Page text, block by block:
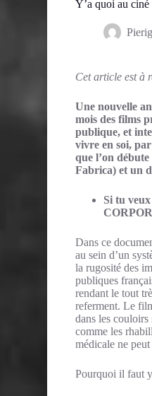
Y’a quoi au
Cet article est à
Une nouvelle
mois des films
publique, et
vivre en soi,
que l’on
Fabrica) et un
Si tu
Dans ce
au sein d’un
la rugosité des
publiques
rendant le tout
referment. Le
dans les couloirs
comme les
médicale ne
Pourquoi il faut